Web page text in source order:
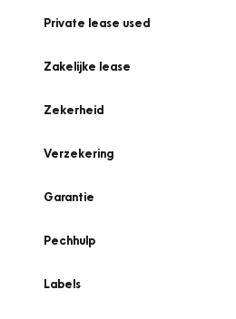
Private lease used
Zakelijke lease
Zekerheid
Verzekering
Garantie
Pechhulp
Labels